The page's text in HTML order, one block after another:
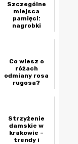
Szczególne
miejsca
pamięci:
nagrobki
Co wiesz o
różach
odmiany rosa
rugosa?
Strzyżenie
damskie w
krakowie –
trendy i